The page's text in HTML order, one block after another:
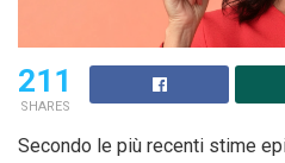
211
SHARES
Secondo le più recenti stime